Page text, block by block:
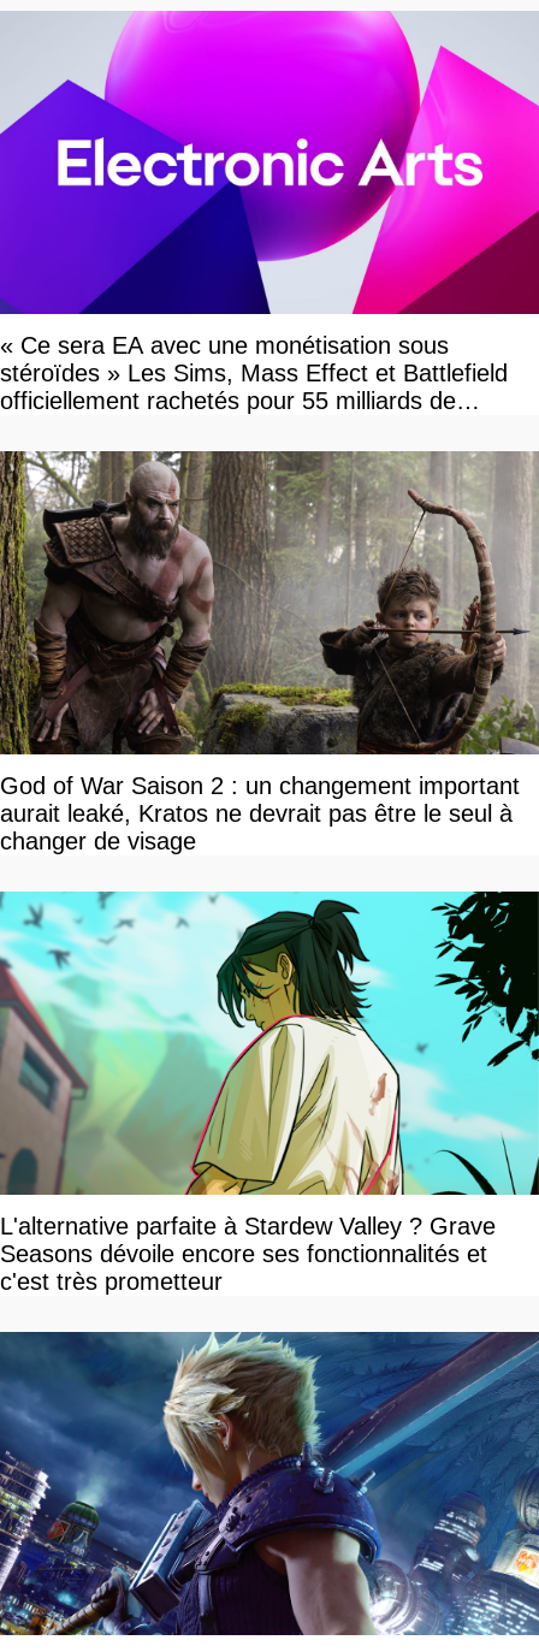
« Ce sera EA avec une monétisation sous
stéroïdes » Les Sims, Mass Effect et Battlefield
officiellement rachetés pour 55 milliards de
God of War Saison 2 : un changement important
aurait leaké, Kratos ne devrait pas être le seul à
changer de visage
L'alternative parfaite à Stardew Valley ? Grave
Seasons dévoile encore ses fonctionnalités et
c'est très prometteur